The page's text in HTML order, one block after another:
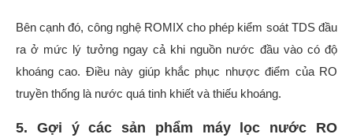
Bên cạnh đó, công nghệ ROMIX cho phép kiểm soát TDS đầu
ra ở mức lý tưởng ngay cả khi nguồn nước đầu vào có độ
khoáng cao. Điều này giúp khắc phục nhược điểm của RO
truyền thống là nước quá tinh khiết và thiếu khoáng.
5. Gợi ý các sản phẩm máy lọc nước RO